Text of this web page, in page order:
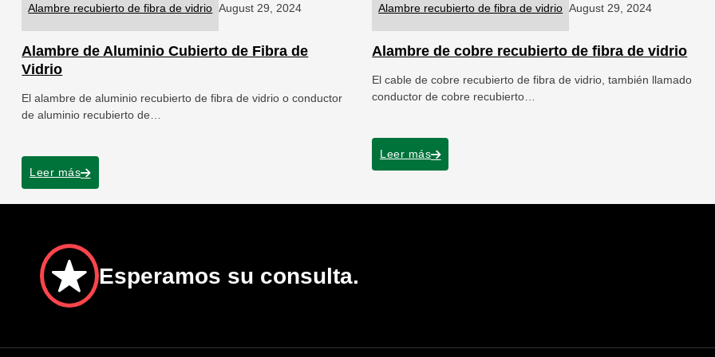
Alambre recubierto de fibra de vidrio August 29, 2024
Alambre de Aluminio Cubierto de Fibra de
Vidrio
El alambre de aluminio recubierto de fibra de vidrio o conductor
de aluminio recubierto de…
Leer más
Alambre recubierto de fibra de vidrio August 29, 2024
Alambre de cobre recubierto de fibra de vidrio
El cable de cobre recubierto de fibra de vidrio, también llamado
conductor de cobre recubierto…
Leer más
Esperamos su consulta.